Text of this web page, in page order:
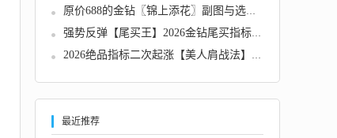
原价688的金钻〖锦上添花〗副图与选股指标专挑...
强势反弹【尾买王】2026金钻尾买指标、波段顺...
2026绝品指标二次起涨【美人肩战法】主力吸筹...
最近推荐